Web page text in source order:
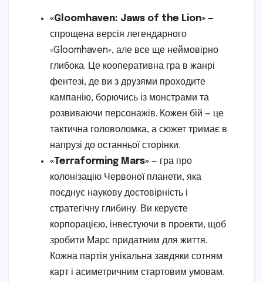
«Gloomhaven: Jaws of the Lion» —
спрощена версія легендарного
«Gloomhaven», але все ще неймовірно
глибока. Це кооперативна гра в жанрі
фентезі, де ви з друзями проходите
кампанію, борючись із монстрами та
розвиваючи персонажів. Кожен бій — це
тактична головоломка, а сюжет тримає в
напрузі до останньої сторінки.
«Terraforming Mars» — гра про
колонізацію Червоної планети, яка
поєднує наукову достовірність і
стратегічну глибину. Ви керуєте
корпорацією, інвестуючи в проекти, щоб
зробити Марс придатним для життя.
Кожна партія унікальна завдяки сотням
карт і асиметричним стартовим умовам.